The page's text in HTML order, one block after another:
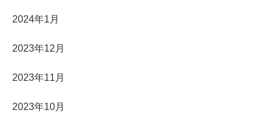
2024年1月
2023年12月
2023年11月
2023年10月